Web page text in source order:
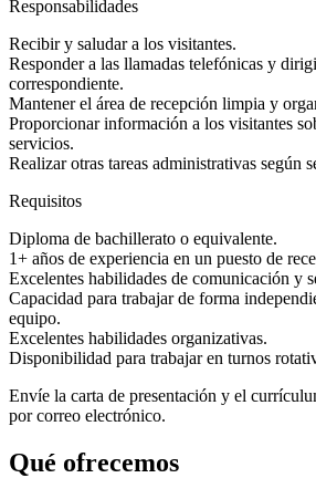
Responsabilidades
Recibir y saludar a los visitantes.
Responder a las llamadas telefónicas y
correspondiente.
Mantener el área de recepción limpia y
Proporcionar información a los visitantes
servicios.
Realizar otras tareas administrativas según
Requisitos
Diploma de bachillerato o equivalente.
1+ años de experiencia en un puesto de
Excelentes habilidades de comunicación y
Capacidad para trabajar de forma
equipo.
Excelentes habilidades organizativas.
Disponibilidad para trabajar en turnos
Envíe la carta de presentación y el
por correo electrónico.
Qué ofrecemos